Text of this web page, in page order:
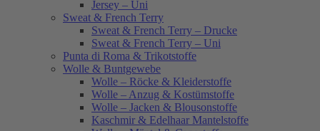
Jersey – Uni
Sweat & French Terry
Sweat & French Terry – Drucke
Sweat & French Terry – Uni
Punta di Roma & Trikotstoffe
Wolle & Buntgewebe
Wolle – Röcke & Kleiderstoffe
Wolle – Anzug & Kostümstoffe
Wolle – Jacken & Blousonstoffe
Kaschmir & Edelhaar Mantelstoffe